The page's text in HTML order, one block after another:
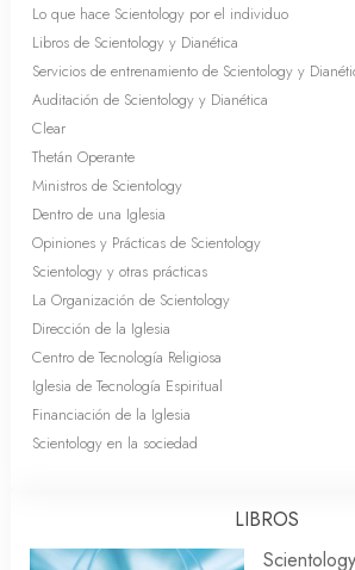
Lo que hace Scientology por el individuo
Libros de Scientology y Dianética
Servicios de entrenamiento de Scientology y
Auditación de Scientology y Dianética
Clear
Thetán Operante
Ministros de Scientology
Dentro de una Iglesia
Opiniones y Prácticas de Scientology
Scientology y otras prácticas
La Organización de Scientology
Dirección de la Iglesia
Centro de Tecnología Religiosa
Iglesia de Tecnología Espiritual
Financiación de la Iglesia
Scientology en la sociedad
LIBROS